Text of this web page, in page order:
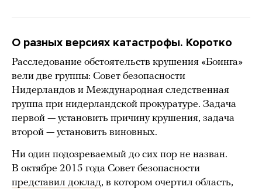
О разных версиях катастрофы. Коротко
Расследование обстоятельств крушения «Боинга»
вели две группы: Совет безопасности
Нидерландов и Международная следственная
группа при нидерландской прокуратуре. Задача
первой — установить причину крушения, задача
второй — установить виновных.
Ни один подозреваемый до сих пор не назван.
В октябре 2015 года Совет безопасности
представил доклад, в котором очертил область,